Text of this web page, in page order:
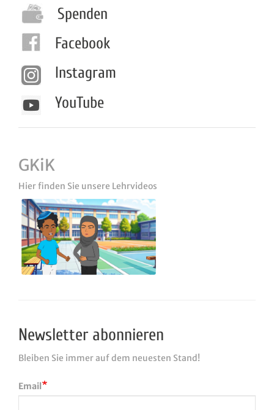
Spenden
Facebook
Instagram
YouTube
GKiK
Hier finden Sie unsere Lehrvideos
Newsletter abonnieren
Email
Bleiben Sie immer auf dem neuesten Stand!